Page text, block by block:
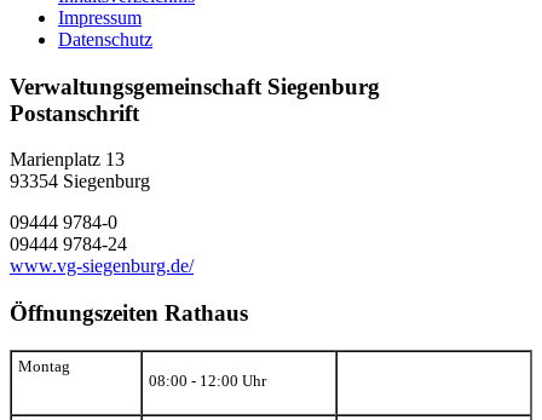
Impressum
Datenschutz
Verwaltungsgemeinschaft Siegenburg
Postanschrift
Marienplatz 13
93354 Siegenburg
09444 9784-0
09444 9784-24
www.vg-siegenburg.de/
Öffnungszeiten Rathaus
Montag
08:00 - 12:00 Uhr